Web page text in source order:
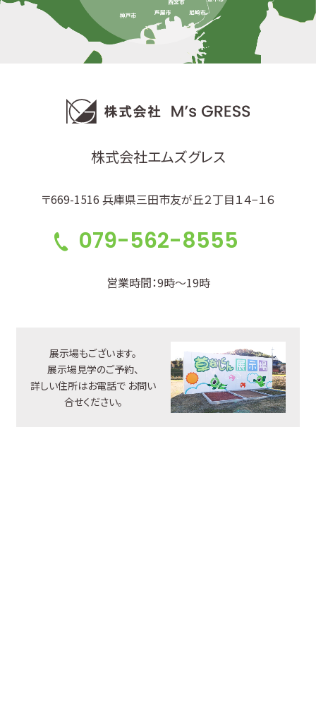
株式会社エムズグレス
〒669-1516 兵庫県三田市友が丘２丁目１４−１６
079-562-8555
営業時間：9時～19時
展示場もございます。
展示場見学のご予約、
詳しい住所はお電話で お問い
合せください。